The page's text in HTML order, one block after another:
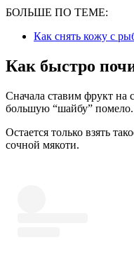
БОЛЬШЕ ПО ТЕМЕ:
Как снять кожу с
Как быстро
Сначала ставим фрукт на
большую “шайбу” помело.
Остается только взять
сочной мякоти.